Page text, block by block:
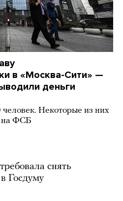
в «Москва-Сити» —
деньги
Некоторые из них
на ФСБ
снять
Госдуму